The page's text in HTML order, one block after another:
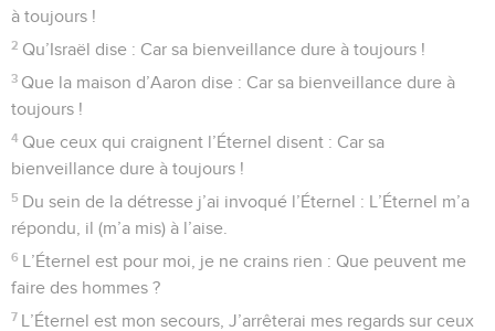
à toujours !
2 Qu’Israël dise : Car sa bienveillance dure à toujours !
3 Que la maison d’Aaron dise : Car sa bienveillance dure à
toujours !
4 Que ceux qui craignent l’Éternel disent : Car sa
bienveillance dure à toujours !
5 Du sein de la détresse j’ai invoqué l’Éternel : L’Éternel m’a
répondu, il (m’a mis) à l’aise.
6 L’Éternel est pour moi, je ne crains rien : Que peuvent me
faire des hommes ?
7 L’Éternel est mon secours, J’arrêterai mes regards sur ceux